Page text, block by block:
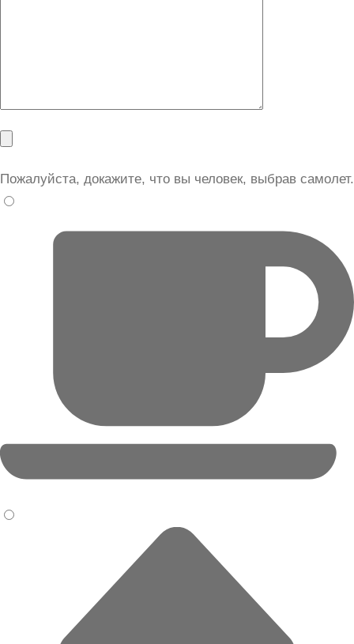
Пожалуйста, докажите, что вы человек, выбрав самолет.